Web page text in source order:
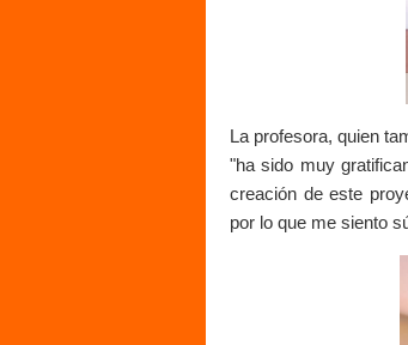
La profesora, quien
"ha sido muy
creación de este
por lo que me siento